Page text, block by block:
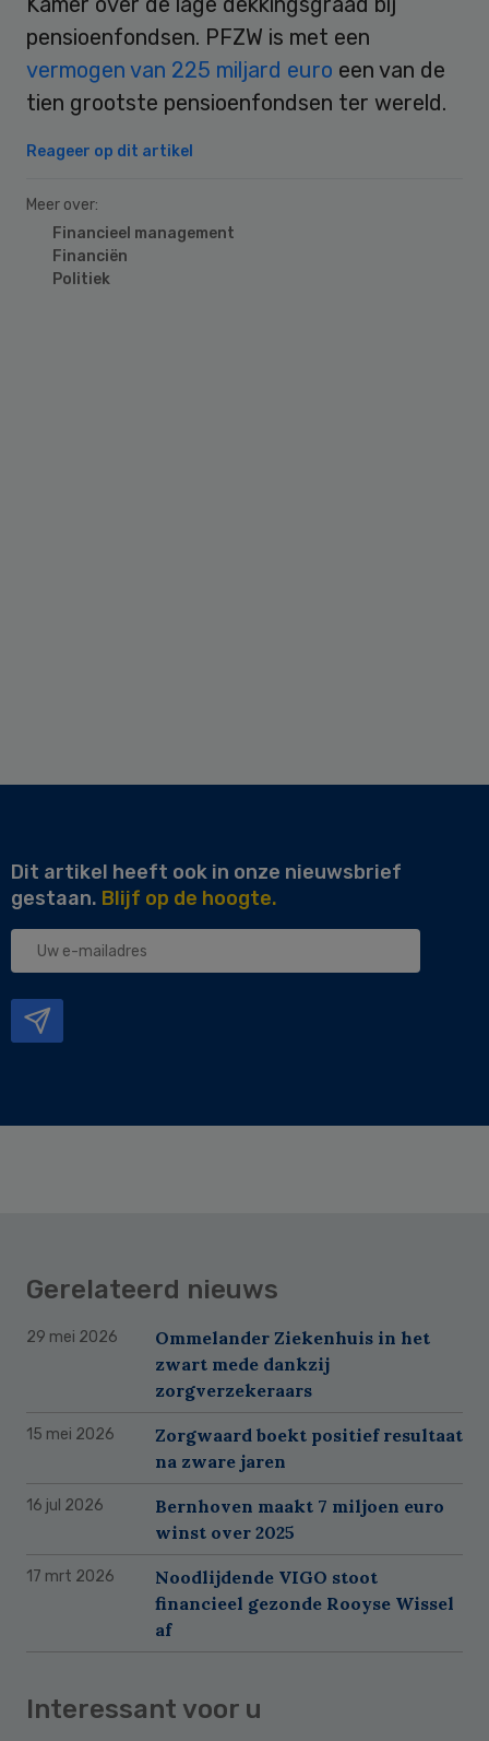
pensioenfondsen. PFZW is met een
vermogen van 225 miljard euro een van de
tien grootste pensioenfondsen ter wereld.
Reageer op dit artikel
Meer over:
Financieel management
Financiën
Politiek
Dit artikel heeft ook in onze nieuwsbrief
gestaan. Blijf op de hoogte.
Uw
Gerelateerd nieuws
29 mei 2026
Ommelander Ziekenhuis in het
zwart mede dankzij
zorgverzekeraars
15 mei 2026
Zorgwaard boekt positief resultaat
na zware jaren
16 jul 2026
Bernhoven maakt 7 miljoen euro
winst over 2025
17 mrt 2026
Noodlijdende VIGO stoot
financieel gezonde Rooyse Wissel
af
Interessant voor u